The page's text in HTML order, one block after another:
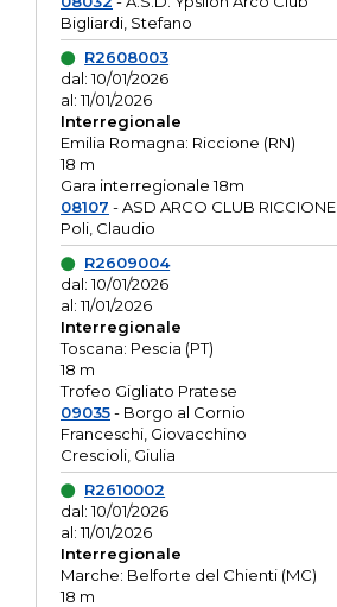
Bigliardi, Stefano
R2608003
dal: 10/01/2026
al: 11/01/2026
Interregionale
Emilia Romagna: Riccione (RN)
18 m
Gara interregionale 18m
08107 - ASD ARCO CLUB RICCIONE
Poli, Claudio
R2609004
dal: 10/01/2026
al: 11/01/2026
Interregionale
Toscana: Pescia (PT)
18 m
Trofeo Gigliato Pratese
09035- Borgo al Cornio
Franceschi, Giovacchino
Crescioli, Giulia
R2610002
dal: 10/01/2026
al: 11/01/2026
Interregionale
Marche: Belforte del Chienti (MC)
18 m